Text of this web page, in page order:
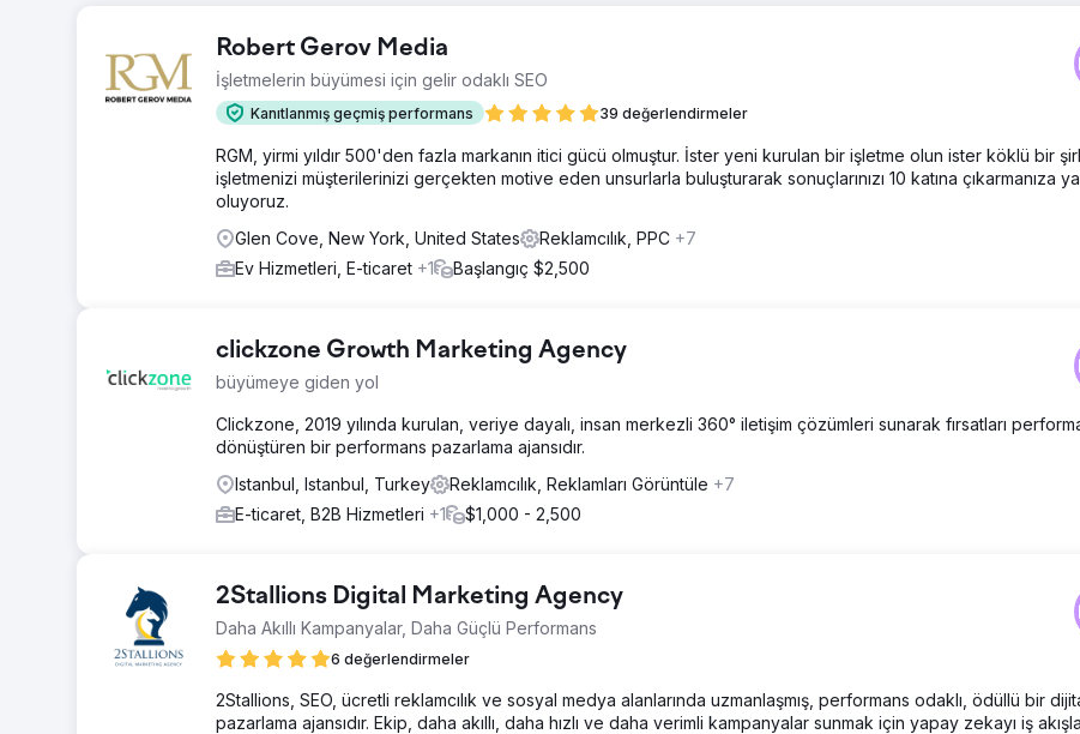
Robert Gerov Media
İşletmelerin büyümesi için gelir odaklı SEO
Kanıtlanmış geçmiş performans 39 değerlendirmeler
RGM, yirmi yıldır 500'den fazla markanın itici gücü olmuştur. İster yeni kurulan bir işletme olun ister köklü bir
işletmenizi müşterilerinizi gerçekten motive eden unsurlarla buluşturarak sonuçlarınızı 10 katına çıkarmanıza
oluyoruz.
Glen Cove, New York, United States
Reklamcılık, PPC +7
Ev Hizmetleri, E-ticaret +1 Başlangıç $2,500
clickzone Growth Marketing Agency
büyümeye giden yol
Clickzone, 2019 yılında kurulan, veriye dayalı, insan merkezli 360° iletişim çözümleri sunarak fırsatları
dönüştüren bir performans pazarlama ajansıdır.
Istanbul, Istanbul, Turkey
Reklamcılık, Reklamları Görüntüle +7
E-ticaret, B2B Hizmetleri +1 $1,000 - 2,500
2Stallions Digital Marketing Agency
Daha Akıllı Kampanyalar, Daha Güçlü Performans
6 değerlendirmeler
2Stallions, SEO, ücretli reklamcılık ve sosyal medya alanlarında uzmanlaşmış, performans odaklı, ödüllü bir
pazarlama ajansıdır. Ekip, daha akıllı, daha hızlı ve daha verimli kampanyalar sunmak için yapay zekayı iş